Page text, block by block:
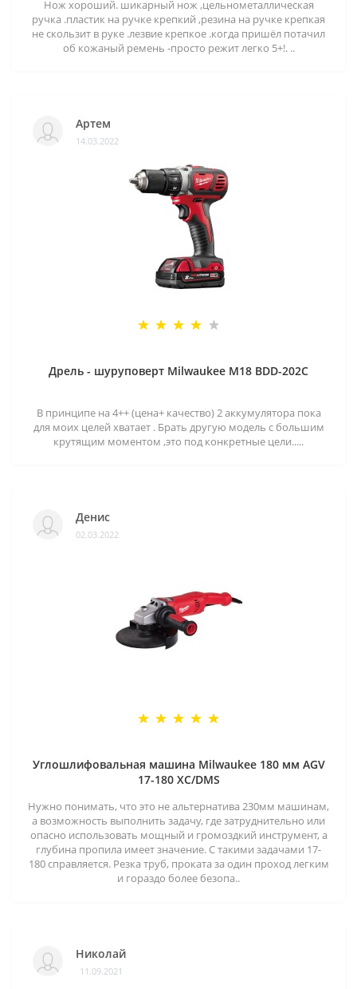
Нож хороший. шикарный нож ,цельнометаллическая
ручка .пластик на ручке крепкий ,резина на ручке крепкая
не скользит в руке .лезвие крепкое .когда пришёл потачил
об кожаный ремень -просто режит легко 5+!. ..
Артем
14.03.2022
Дрель - шуруповерт Milwaukee M18 BDD-202C
В принципе на 4++ (цена+ качество) 2 аккумулятора пока
для моих целей хватает . Брать другую модель с большим
крутящим моментом ,это под конкретные цели.....
Денис
02.03.2022
Углошлифовальная машина Milwaukee 180 мм AGV
17-180 XC/DMS
Нужно понимать, что это не альтернатива 230мм машинам,
а возможность выполнить задачу, где затруднительно или
опасно использовать мощный и громоздкий инструмент, а
глубина пропила имеет значение. С такими задачами 17-
180 справляется. Резка труб, проката за один проход легким
и гораздо более безопа..
Николай
11.09.2021